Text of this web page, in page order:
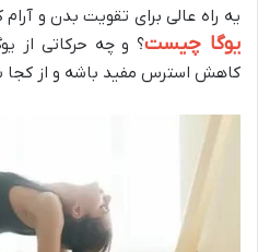
یه راه عالی برای تقویت بدن و
یوگا چیست؟ و چه حرکاتی از
کاهش استرس مفید باشه و از کجا